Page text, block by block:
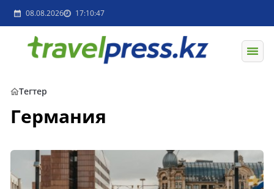
08.08.2026 17:10:47
Тегтер
Германия